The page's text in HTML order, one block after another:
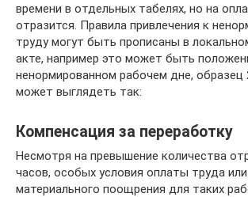
времени в отдельных табелях, но на
отразится. Правила привлечения к
труду могут быть прописаны в
акте, например это может быть
ненормированном рабочем дне, образец
может выглядеть так:
Компенсация за переработку
Несмотря на превышение количества
часов, особых условия оплаты труда или
материального поощрения для таких